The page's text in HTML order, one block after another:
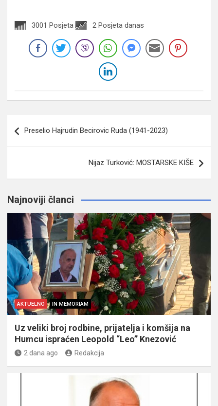
3001 Posjeta 2 Posjeta danas
članaka
Preselio Hajrudin Becirovic Ruda (1941-2023)
Nijaz Turković: MOSTARSKE KIŠE
Najnoviji članci
AKTUELNO IN MEMORIAM
Uz veliki broj rodbine, prijatelja i komšija na
Humcu ispraćen Leopold “Leo” Knezović
2 dana ago Redakcija